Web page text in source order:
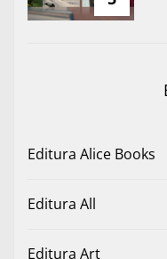
Editura Alice Books
Editura All
Editura Art